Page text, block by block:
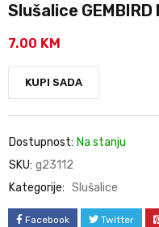
Slušalice
7.00 KM
KUPI SADA
Dostupnost: Na stanju
SKU: g23112
Kategorije: Slušalice
Facebook Twitter